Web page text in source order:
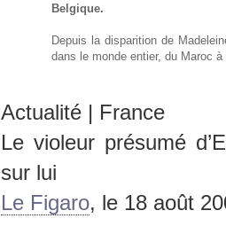
Belgique.
Depuis la disparition de
dans le monde entier, du Maroc
Actualité | France
Le violeur présumé
sur lui
Le Figaro, le 18 août